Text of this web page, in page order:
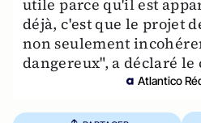
utile parce qu'il est
déjà, c'est que le projet
non seulement
dangereux", a déclaré le
Atlantico